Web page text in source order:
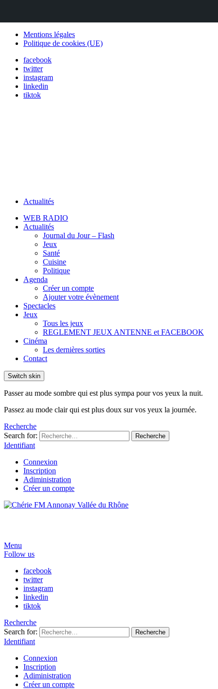
Mentions légales
Politique de cookies (UE)
facebook
twitter
instagram
linkedin
tiktok
Actualités
WEB RADIO
Actualités
Journal du Jour – Flash
Jeux
Santé
Cuisine
Politique
Agenda
Créer un compte
Ajouter votre évènement
Spectacles
Jeux
Tous les jeux
REGLEMENT JEUX ANTENNE et FACEBOOK
Cinéma
Les dernières sorties
Contact
Switch skin
Passer au mode sombre qui est plus sympa pour vos yeux la nuit.
Passez au mode clair qui est plus doux sur vos yeux la journée.
Recherche
Search for:
Recherche
Identifiant
Connexion
Inscription
Adiministration
Créer un compte
Menu
Follow us
facebook
twitter
instagram
linkedin
tiktok
Recherche
Search for:
Recherche
Identifiant
Connexion
Inscription
Adiministration
Créer un compte